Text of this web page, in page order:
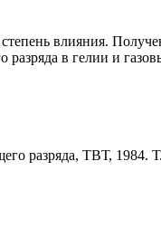
влияния.
разряда в гелии и
разряда, ТВТ, 1984.